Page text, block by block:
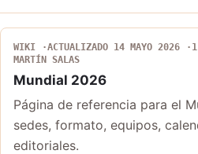
WIKI ACTUALIZADO 14 MAYO 2026
MARTÍN SALAS
Mundial 2026
Página de referencia para el
sedes, formato, equipos,
editoriales.